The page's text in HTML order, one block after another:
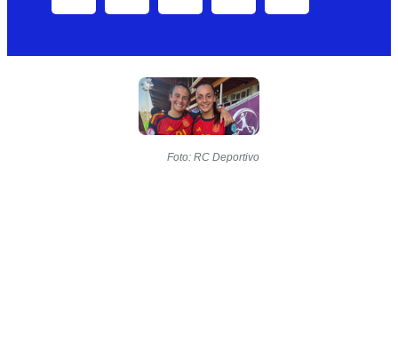
Foto: RC Deportivo